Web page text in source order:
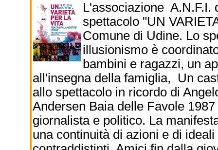
L'associazione A.N.F.I.
spettacolo "UN
Comune di Udine. Lo
illusionismo è
bambini e ragazzi, un
all'insegna della famiglia, Un
allo spettacolo in ricordo di
Andersen Baia delle Favole
giornalista e politico. La
una continuità di azioni e di